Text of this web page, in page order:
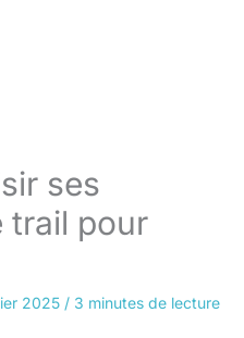
ses
trail pour
2025 / 3 minutes de lecture